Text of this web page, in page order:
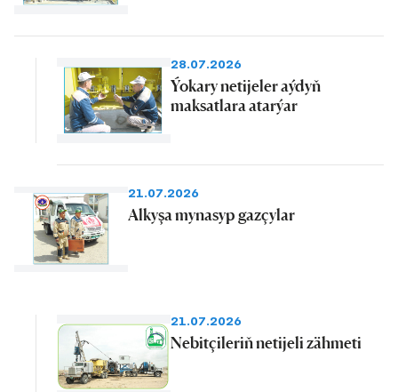
28.07.2026
Ýokary netijeler aýdyň
maksatlara atarýar
21.07.2026
Alkyşa mynasyp gazçylar
21.07.2026
Nebitçileriň netijeli zähmeti